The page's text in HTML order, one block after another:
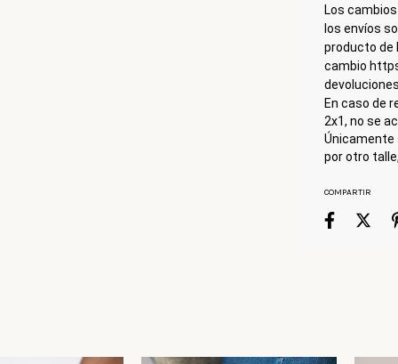
Los
los envíos
producto de
cambio
En caso de
2x1, no se
Únicamente
por otro
COMPARTIR